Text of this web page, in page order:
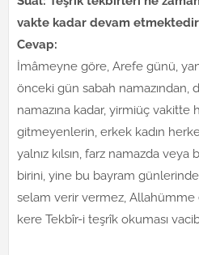
vakte kadar devam
Cevap:
İmâmeyne göre, Arefe günü,
önceki gün sabah namazından,
namazına kadar, yirmiüç vakitte
gitmeyenlerin, erkek kadın
yalnız kılsın, farz namazda
birini, yine bu bayram
selam verir vermez,
kere Tekbîr-i teşrîk okuması